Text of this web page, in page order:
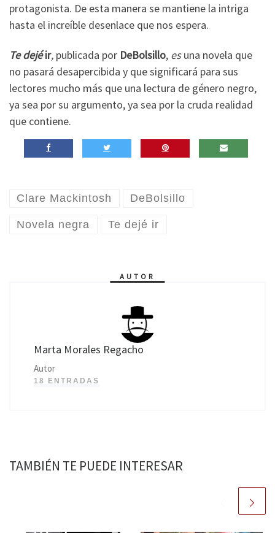
protagonista. De esta manera se mantiene la intriga
hasta el increíble desenlace que nos espera.
Te dejéir, publicada por DeBolsillo, esuna novela que
no pasará desapercibida y que significará para sus
lectores mucho más que una lectura de género negro,
ya sea por su argumento, ya sea por la cruda realidad
que contiene.
Clare Mackintosh DeBolsillo
Novela negra Te dejé ir
AUTOR
Marta Morales Regacho
Autor
18 ENTRADAS
TAMBIÉN TE PUEDE INTERESAR